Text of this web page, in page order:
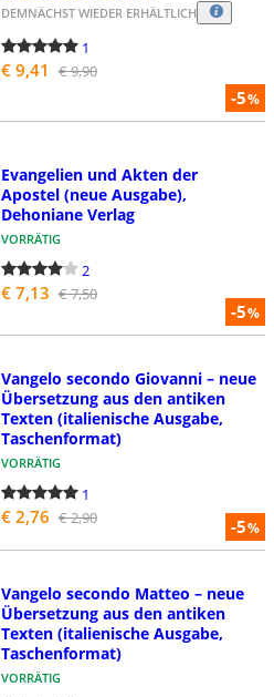
-5%
DEMNÄCHST WIEDER ERHÄLTLICH
1
€ 9,41 € 9,90
-5%
Evangelien und Akten der
Apostel (neue Ausgabe),
Dehoniane Verlag
VORRÄTIG
2
€ 7,13 € 7,50
-5%
Vangelo secondo Giovanni – neue
Übersetzung aus den antiken
Texten (italienische Ausgabe,
Taschenformat)
VORRÄTIG
1
€ 2,76 € 2,90
Vangelo secondo Matteo – neue
Übersetzung aus den antiken
Texten (italienische Ausgabe,
Taschenformat)
VORRÄTIG